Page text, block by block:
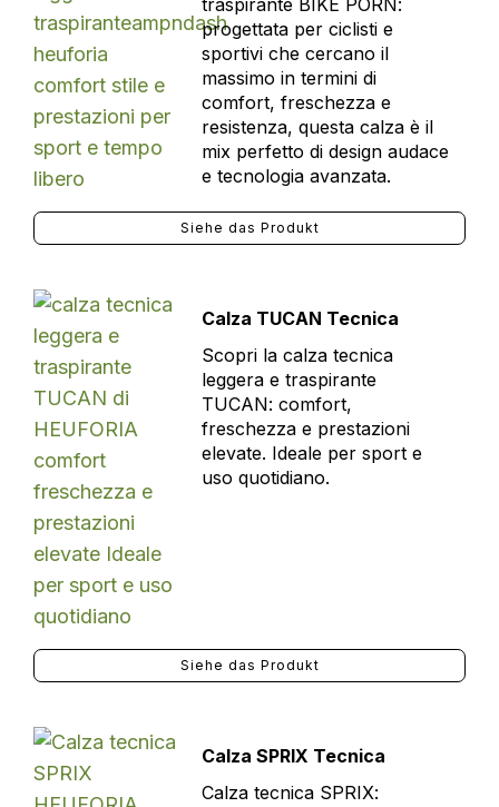
traspirante BIKE PORN:
progettata per ciclisti e
sportivi che cercano il
massimo in termini di
comfort, freschezza e
resistenza, questa calza è il
mix perfetto di design audace
e tecnologia avanzata.
Siehe das Produkt
Calza TUCAN Tecnica
Scopri la calza tecnica
leggera e traspirante
TUCAN: comfort,
freschezza e prestazioni
elevate. Ideale per sport e
uso quotidiano.
Siehe das Produkt
Calza SPRIX Tecnica
Calza tecnica SPRIX: